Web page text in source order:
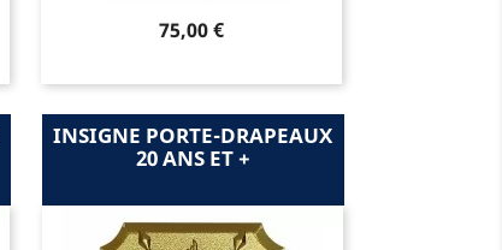
Prix
75,00 €
INSIGNE PORTE-DRAPEAUX
20 ANS ET +